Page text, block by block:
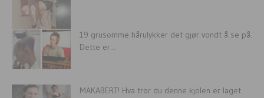
19 grusomme hårulykker det gjør vondt å se på.
Dette er...
MAKABERT! Hva tror du denne kjolen er laget